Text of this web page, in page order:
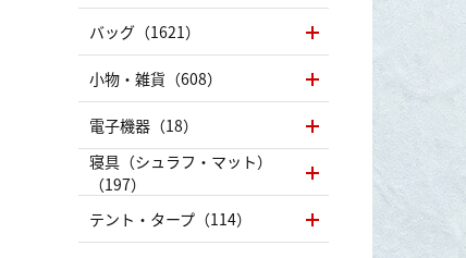
バッグ（1621）
小物・雑貨（608）
電子機器（18）
寝具（シュラフ・マット）
（197）
テント・タープ（114）